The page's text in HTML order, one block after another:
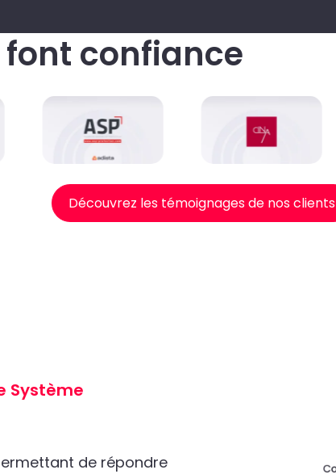
font confiance
Découvrez les témoignages de nos clients
Système
de répondre